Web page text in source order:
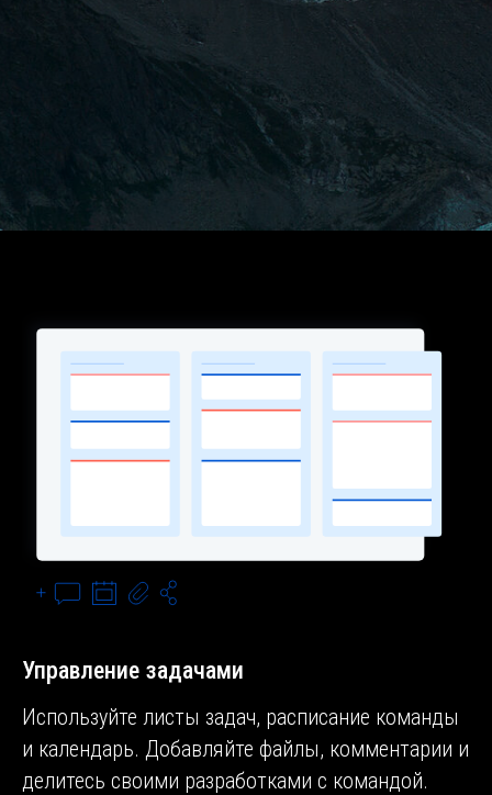
Управление задачами
Используйте листы задач, расписание команды
и календарь. Добавляйте файлы, комментарии и
делитесь своими разработками с командой.